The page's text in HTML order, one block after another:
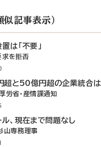
似記事表示）
は「不要」
を拒否
と50億円超の企業統合
労省・産情課通知
、現在まで問題なし
山専務理事